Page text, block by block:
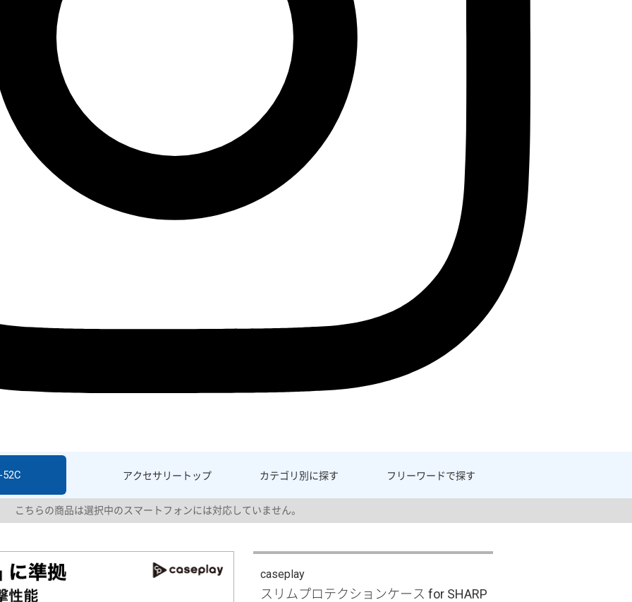
アクセサリー トップ カテゴリ別に探す フリーワードで探す
52C
こちらの商品は選択中のスマートフォンには対応していません。
caseplay
スリムプロテクションケース for SHARP